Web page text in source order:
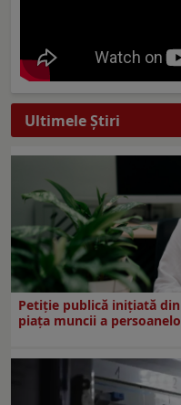
Ultimele Ştiri
Petiție publică inițiată
piața muncii a